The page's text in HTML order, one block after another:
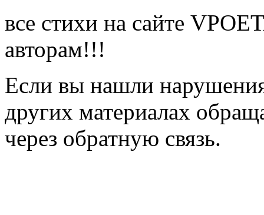
все стихи на сайте
авторам!!!
Если вы нашли
других материалах
через обратную связь.